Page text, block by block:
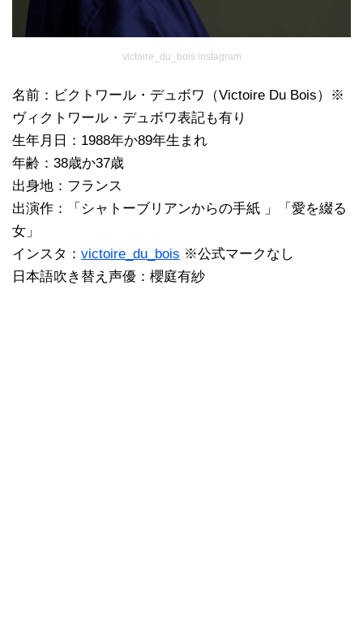
victoire_du_bois instagram
名前：ビクトワール・デュボワ（Victoire Du Bois）※
ヴィクトワール・デュボワ表記も有り
生年月日：1988年か89年生まれ
年齢：38歳か37歳
出身地：フランス
出演作：「シャトーブリアンからの手紙 」「愛を綴る
女」
インスタ： victoire_du_bois ※公式マークなし
日本語吹き替え声優：櫻庭有紗